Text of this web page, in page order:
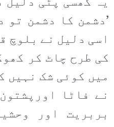
’دشمن کا دشمن تو
اسی دلیل نے بلوچ
کی طرح چاٹ کر
میں کوئی شک نہیں
نے فاٹا
بربریت اور